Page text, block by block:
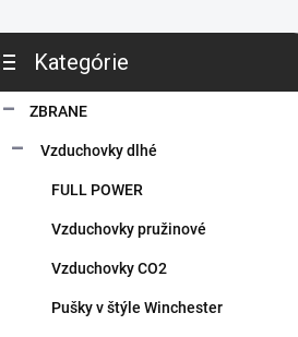
kategórie
Kategórie
ZBRANE
Vzduchovky dlhé
FULL POWER
Vzduchovky pružinové
Vzduchovky CO2
Pušky v štýle Winchester